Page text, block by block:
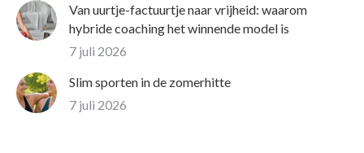
Van uurtje-factuurtje naar vrijheid: waarom
hybride coaching het winnende model is
7 juli 2026
Slim sporten in de zomerhitte
7 juli 2026